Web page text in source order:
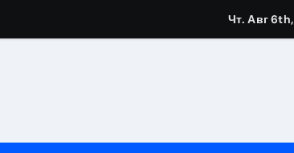
ориентиры
Чт. Авг